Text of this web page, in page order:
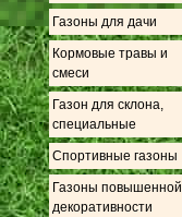
Газоны для дачи
Кормовые травы и
смеси
Газон для склона,
специальные
Спортивные газоны
Газоны повышенной
декоративности